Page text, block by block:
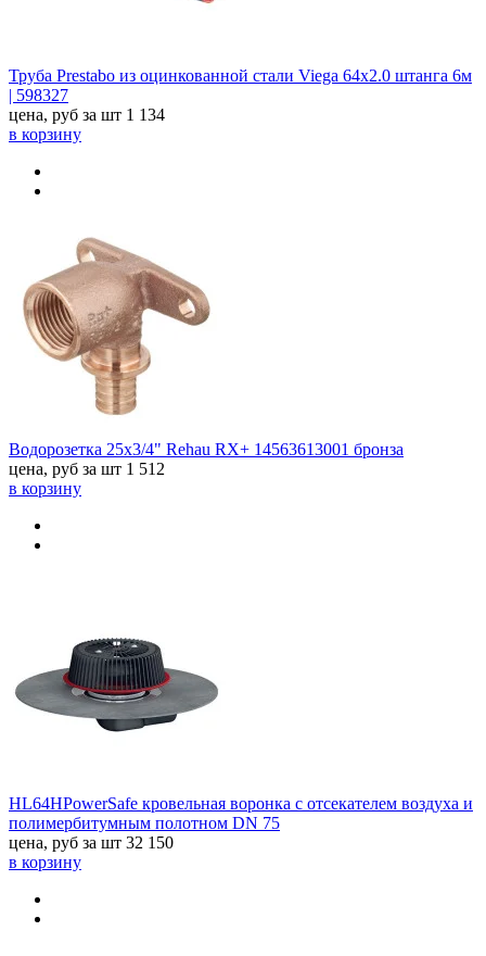
Труба Prestabo из оцинкованной стали Viega 64x2.0 штанга 6м
| 598327
цена, руб за шт 1 134
в корзину
Водорозетка 25x3/4" Rehau RX+ 14563613001 бронза
цена, руб за шт 1 512
в корзину
HL64HPowerSafe кровельная воронка с отсекателем воздуха и
полимербитумным полотном DN 75
цена, руб за шт 32 150
в корзину